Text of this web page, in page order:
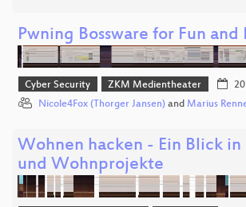
Pwning Bossware for Fun and
Cyber Security ZKM Medientheater
Nicole4Fox (Thorger Jansen) and Marius
Wohnen hacken - Ein Blick
und Wohnprojekte